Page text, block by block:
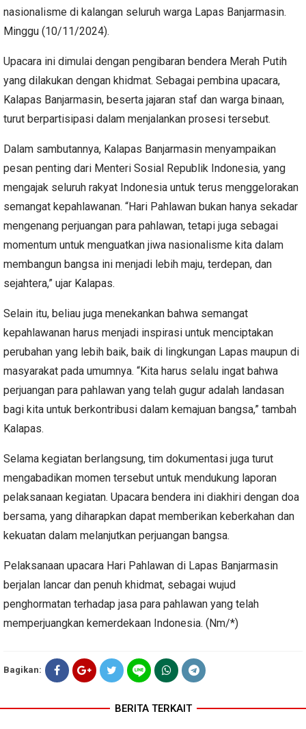
nasionalisme di kalangan seluruh warga Lapas Banjarmasin.
Minggu (10/11/2024).
Upacara ini dimulai dengan pengibaran bendera Merah Putih
yang dilakukan dengan khidmat. Sebagai pembina upacara,
Kalapas Banjarmasin, beserta jajaran staf dan warga binaan,
turut berpartisipasi dalam menjalankan prosesi tersebut.
Dalam sambutannya, Kalapas Banjarmasin menyampaikan
pesan penting dari Menteri Sosial Republik Indonesia, yang
mengajak seluruh rakyat Indonesia untuk terus menggelorakan
semangat kepahlawanan. “Hari Pahlawan bukan hanya sekadar
mengenang perjuangan para pahlawan, tetapi juga sebagai
momentum untuk menguatkan jiwa nasionalisme kita dalam
membangun bangsa ini menjadi lebih maju, terdepan, dan
sejahtera,” ujar Kalapas.
Selain itu, beliau juga menekankan bahwa semangat
kepahlawanan harus menjadi inspirasi untuk menciptakan
perubahan yang lebih baik, baik di lingkungan Lapas maupun di
masyarakat pada umumnya. “Kita harus selalu ingat bahwa
perjuangan para pahlawan yang telah gugur adalah landasan
bagi kita untuk berkontribusi dalam kemajuan bangsa,” tambah
Kalapas.
Selama kegiatan berlangsung, tim dokumentasi juga turut
mengabadikan momen tersebut untuk mendukung laporan
pelaksanaan kegiatan. Upacara bendera ini diakhiri dengan doa
bersama, yang diharapkan dapat memberikan keberkahan dan
kekuatan dalam melanjutkan perjuangan bangsa.
Pelaksanaan upacara Hari Pahlawan di Lapas Banjarmasin
berjalan lancar dan penuh khidmat, sebagai wujud
penghormatan terhadap jasa para pahlawan yang telah
memperjuangkan kemerdekaan Indonesia. (Nm/*)
Bagikan:
BERITA TERKAIT